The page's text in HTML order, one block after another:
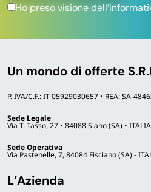
Ho preso visione
Un mondo di offerte
P. IVA/C.F.: IT 05929030657 • REA: SA-
Sede Legale
Via T. Tasso, 27 • 84088 Siano (SA) • ITALIA
Sede Operativa
Via Pastenelle, 7, 84084 Fisciano (SA) -
L’Azienda